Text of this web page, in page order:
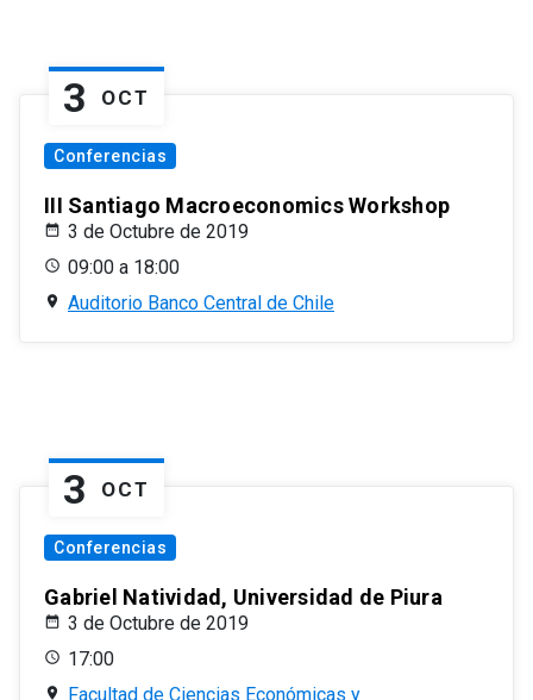
3 OCT
Conferencias
III Santiago Macroeconomics Workshop
3 de Octubre de 2019
09:00 a 18:00
Auditorio Banco Central de Chile
3 OCT
Conferencias
Gabriel Natividad, Universidad de Piura
3 de Octubre de 2019
17:00
Facultad de Ciencias Económicas y